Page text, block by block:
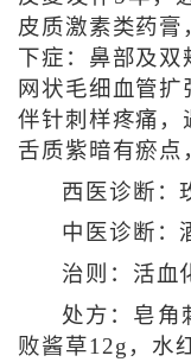
皮质激素类药膏
下症：鼻部及双
网状毛细血管扩
伴针刺样疼痛，
舌质紫暗有瘀点
西医诊断：
中医诊断：
治则：活血
处方：皂角
败酱草12g，水